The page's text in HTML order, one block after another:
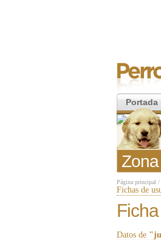
Portada
Página principal /
Fichas de
Datos de